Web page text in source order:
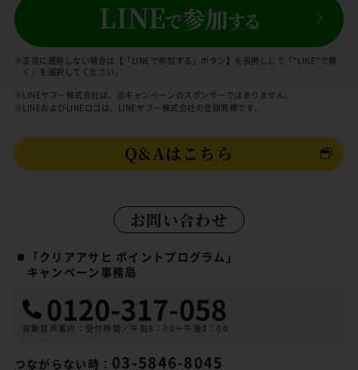
※正常に遷移しない場合は【「LINEで参加する」ボタン】を長押しして「“LINE”で開
く」を選択してください。
※LINEヤフー株式会社は、当キャンペーンのスポンサーではありません。
※LINEおよびLINEロゴは、LINEヤフー株式会社の登録商標です。
Q&Aはこちら
お問い合わせ
「クリアアサヒ ポイントプログラム」
キャンペーン事務局
0120-317-058
自動音声案内：受付時間／午前8：00〜午後8：00
つながらない時： 03-5846-8045